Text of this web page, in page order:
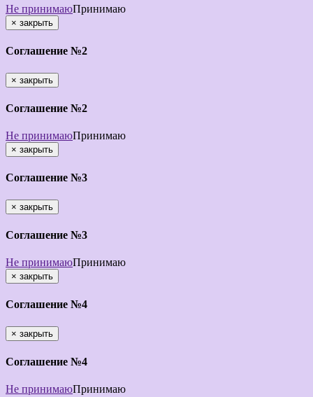
Не принимаюПринимаю
× закрыть
Соглашение №2
× закрыть
Соглашение №2
Не принимаюПринимаю
× закрыть
Соглашение №3
× закрыть
Соглашение №3
Не принимаюПринимаю
× закрыть
Соглашение №4
× закрыть
Соглашение №4
Не принимаюПринимаю